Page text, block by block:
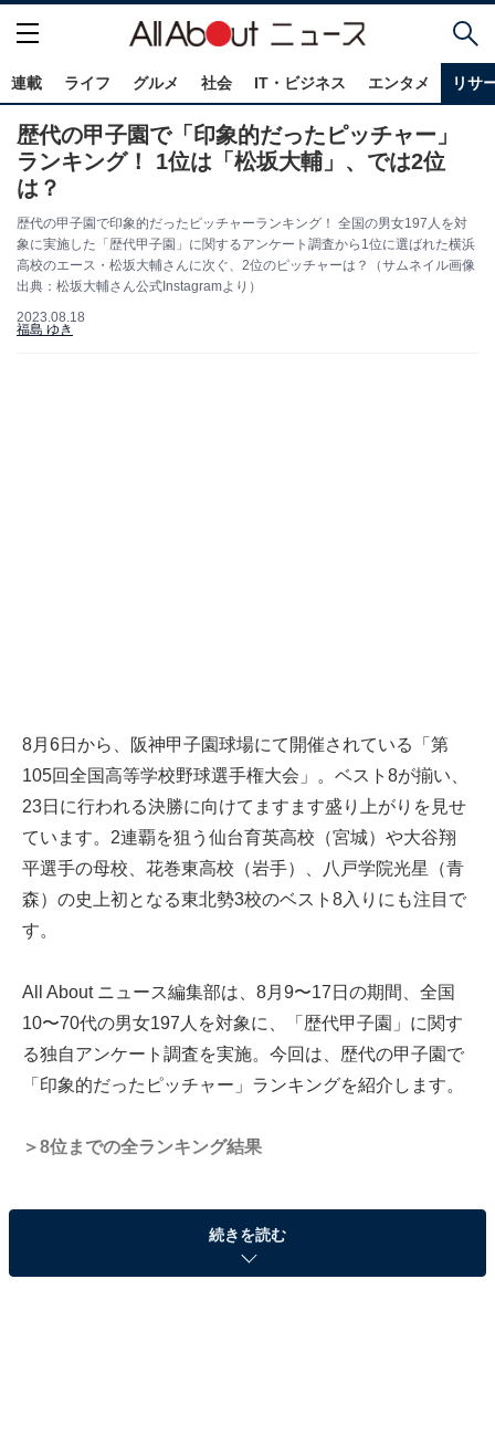
連載 ライフ グルメ 社会 IT・ビジネス エンタメ リサ
歴代の甲子園で「印象的だったピッチャー」
ランキング！ 1位は「松坂大輔」、では2位
は？
歴代の甲子園で印象的だったピッチャーランキング！ 全国の男女197人を対
象に実施した「歴代甲子園」に関するアンケート調査から1位に選ばれた横浜
高校のエース・松坂大輔さんに次ぐ、2位のピッチャーは？（サムネイル画像
出典：松坂大輔さん公式Instagramより）
2023.08.18
福島 ゆき
8月6日から、阪神甲子園球場にて開催されている「第
105回全国高等学校野球選手権大会」。ベスト8が揃い、
23日に行われる決勝に向けてますます盛り上がりを見せ
ています。2連覇を狙う仙台育英高校（宮城）や大谷翔
平選手の母校、花巻東高校（岩手）、八戸学院光星（青
森）の史上初となる東北勢3校のベスト8入りにも注目で
す。
All About ニュース編集部は、8月9〜17日の期間、全国
10〜70代の男女197人を対象に、「歴代甲子園」に関す
る独自アンケート調査を実施。今回は、歴代の甲子園で
「印象的だったピッチャー」ランキングを紹介します。
＞8位までの全ランキング結果
第2位：斎藤佑樹（早稲田実業・東京）
続きを読む